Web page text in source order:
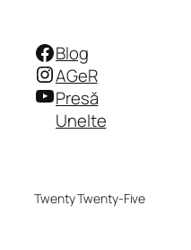
Facebook
Instagram
YouTube
Blog
AGeR
Presă
Unelte
Twenty Twenty-Five